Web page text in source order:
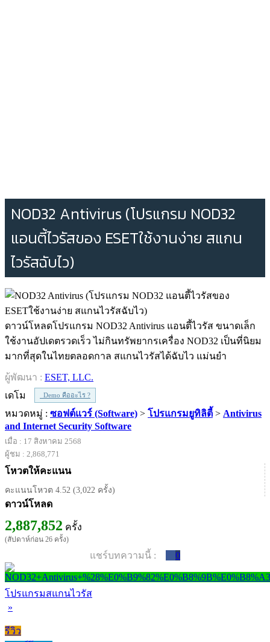
NOD32 Antivirus (โปรแกรม NOD32
แอนตี้ไวรัสของ ESETใช้งานง่าย สแกน
ไวรัสฉับไว)
ดาวน์โหลดโปรแกรม NOD32 Antivirus แอนตี้ไวรัส ขนาดเล็ก
ใช้งานอัปเดตรวดเร็ว ไม่กินทรัพยากรเครื่อง NOD32 เป็นที่นิยม
มากที่สุดในไทยตลอดกาล สแกนไวรัสได้ฉับไว แม่นยำ
ผู้พัฒนา : ESET, LLC.
เดโม
Demo คืออะไร ?
หมวดหมู่ : ซอฟต์แวร์ (Software) > โปรแกรมยูทิลิตี้ > Antivirus
and Internet Security Software
เมื่อ : 17 สิงหาคม 2568
ผู้ชม : 2,868,771
โหวตให้คะแนน
คะแนนโหวต 4.52 (3,022 ครั้ง)
ดาวน์โหลด
2,887,852 ครั้ง
(สัปดาห์ก่อน 26 ครั้ง)
แชร์บทความนี้ : 0
โปรแกรมสแกนไวรัส
»
รีวิว